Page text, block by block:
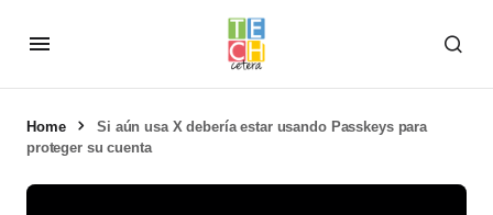
Home
Si aún usa X debería estar usando Passkeys para
proteger su cuenta